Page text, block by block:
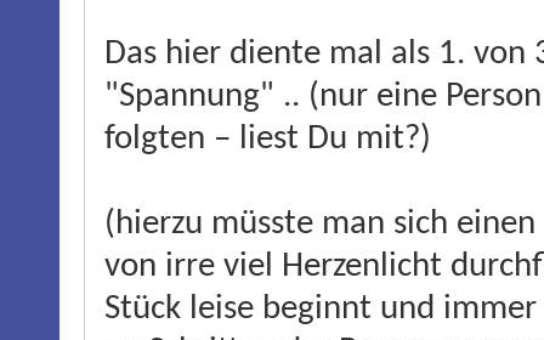
Das hier diente mal als 1. von
"Spannung" .. (nur eine
folgten – liest Du mit?)
(hierzu müsste man sich
von irre viel Herzenlicht
Stück leise beginnt und